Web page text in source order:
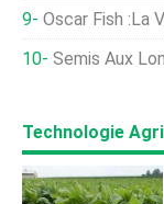
Oscar Fish :La
Semis Aux
Technologie